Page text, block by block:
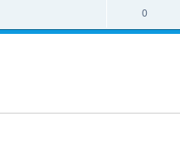
0R
e
e